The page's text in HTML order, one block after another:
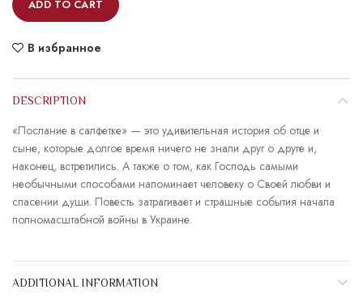
ADD TO CART
В избранное
DESCRIPTION
«Послание в салфетке» — это удивительная история об отце и
сыне, которые долгое время ничего не знали друг о друге и,
наконец, встретились. А также о том, как Господь самыми
необычными способами напоминает человеку о Своей любви и
спасении души. Повесть затрагивает и страшные события начала
полномасштабной войны в Украине.
ADDITIONAL INFORMATION